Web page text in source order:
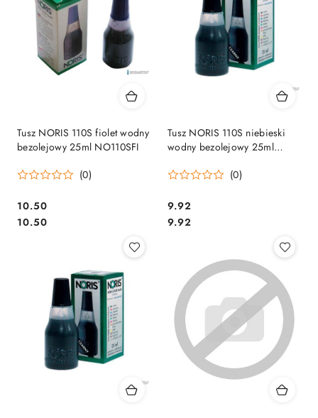
Tusz NORIS 110S fiolet wodny
bezolejowy 25ml NO110SFI
(0)
Cena:
10.50
Cena:
10.50
Tusz NORIS 110S niebieski
wodny bezolejowy 25ml
(0)
Cena:
9.92
Cena:
9.92